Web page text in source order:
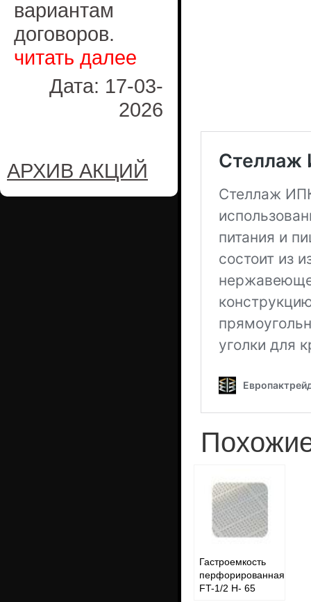
вариантам
договоров.
читать далее
Дата: 17-03-
2026
АРХИВ АКЦИЙ
Гастроемкость
перфорированная
FT-1/2 H- 65